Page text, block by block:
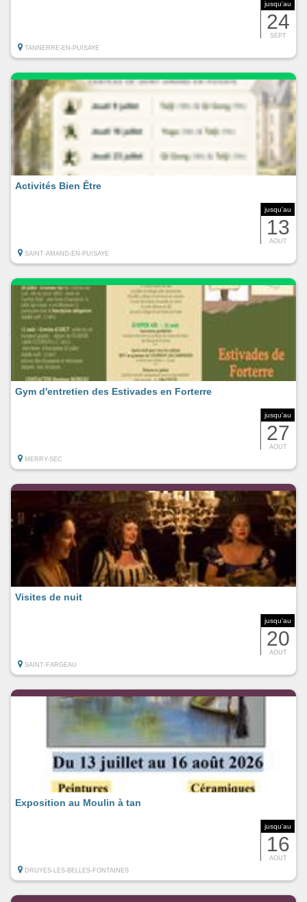
jusqu'au
24
SEPT
TANNERRE-EN-PUISAYE
jusqu'au
13
AOUT
Activités Bien Être
SAINT-AMAND-EN-PUISAYE
jusqu'au
27
AOUT
Gym d'entretien des Estivades en Forterre
MERRY-SEC
jusqu'au
20
AOUT
Visites de nuit
SAINT-FARGEAU
jusqu'au
16
AOUT
Exposition au Moulin à tan
DRUYES-LES-BELLES-FONTAINES